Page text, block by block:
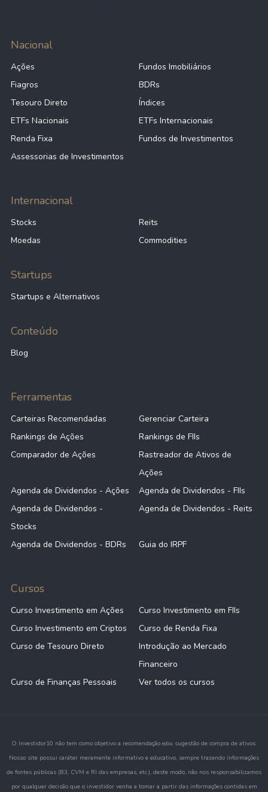
Nacional
Ações
Fundos Imobiliários
Fiagros
BDRs
Tesouro Direto
Índices
ETFs Nacionais
ETFs Internacionais
Renda Fixa
Fundos de Investimentos
Assessorias de Investimentos
Internacional
Stocks
Reits
Moedas
Commodities
Startups
Startups e Alternativos
Conteúdo
Blog
Ferramentas
Carteiras Recomendadas
Gerenciar Carteira
Rankings de Ações
Rankings de FIIs
Comparador de Ações
Rastreador de Ativos de
Ações
Agenda de Dividendos - Ações
Agenda de Dividendos - FIIs
Agenda de Dividendos -
Stocks
Agenda de Dividendos - Reits
Agenda de Dividendos - BDRs Guia do IRPF
Cursos
Curso Investimento em Ações
Curso Investimento em FIIs
Curso Investimento em Criptos
Curso de Renda Fixa
Curso de Tesouro Direto
Introdução ao Mercado
Financeiro
Curso de Finanças Pessoais
Ver todos os cursos
O Investidor10 não tem como objetivo a recomendação e/ou sugestão de compra de ativos.
Nosso site possui caráter meramente informativo e educativo, sempre trazendo informações
de fontes públicas (B3, CVM e RI das empresas, etc.), deste modo, não nos responsabilizamos
por qualquer decisão que o investidor venha a tomar a partir das informações contidas em